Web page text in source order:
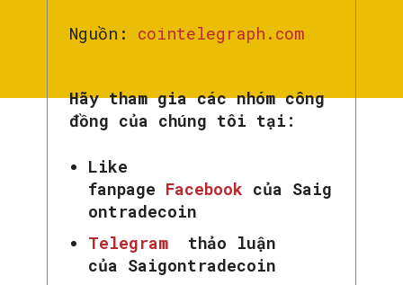
Nguồn: cointelegraph.com
Hãy tham gia các nhóm công
đồng của chúng tôi tại:
Like
fanpage Facebook của Saig
ontradecoin
Telegram
thảo luận
của Saigontradecoin